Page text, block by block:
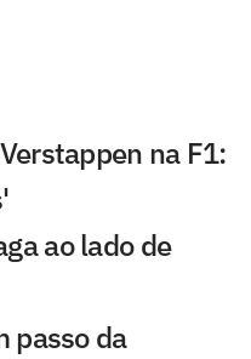
na F1:
ao lado de
passo da